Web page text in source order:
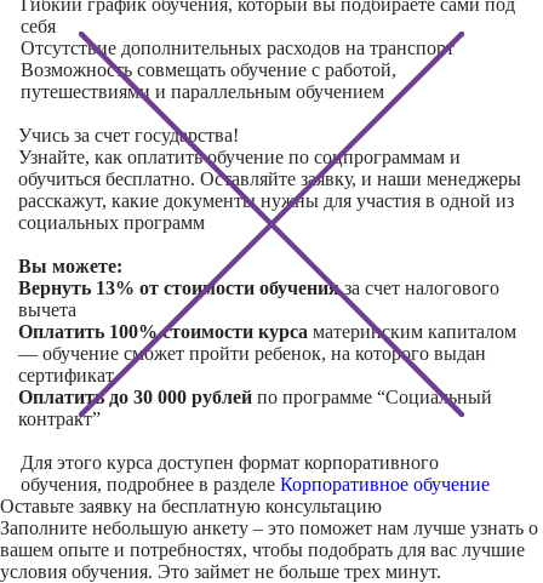
Гибкий график обучения, который вы подбираете сами под
себя
Отсутствие дополнительных расходов на транспорт
Возможность совмещать обучение с работой,
путешествиями и параллельным обучением
Учись за счет государства!
Узнайте, как оплатить обучение по соцпрограммам и
обучиться бесплатно. Оставляйте заявку, и наши менеджеры
расскажут, какие документы нужны для участия в одной из
социальных программ
Вы можете:
Вернуть 13% от стоимости обученияза счет налогового
вычета
Оплатить 100% стоимости курса материнским капиталом
— обучение сможет пройти ребенок, на которого выдан
сертификат
Оплатить до 30 000 рублей по программе “Социальный
контракт”
Для этого курса доступен формат корпоративного
обучения, подробнее в разделе Корпоративное обучение
Оставьте заявку на бесплатную консультацию
Заполните небольшую анкету – это поможет нам лучше узнать о
вашем опыте и потребностях, чтобы подобрать для вас лучшие
условия обучения. Это займет не больше трех минут.